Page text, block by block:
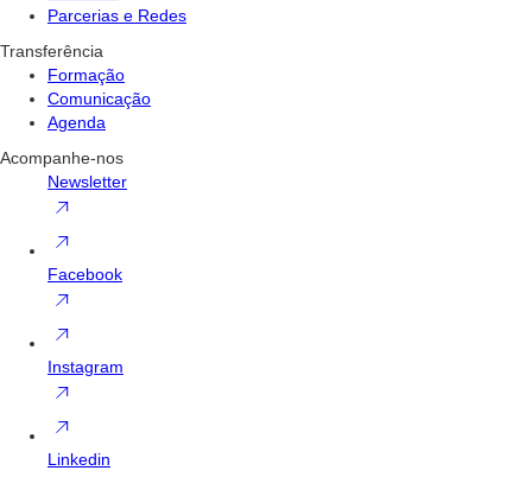
Parcerias e Redes
Transferência
Formação
Comunicação
Agenda
Acompanhe-nos
Newsletter
Facebook
Instagram
Linkedin